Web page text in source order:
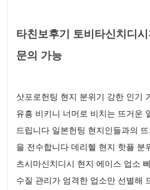
타친보후기 토비타신치디
문의 가능
삿포로헌팅 현지 분위기 강한 인기
유흥 비키니 너머로 비치는 뜨거운
드립니다 일본헌팅 현지인들과의
을 전수합니다 데리헬 현지 핫플 분
츠시마신치디시 현지 에이스 업소
수질 관리가 엄격한 업소만 선별해